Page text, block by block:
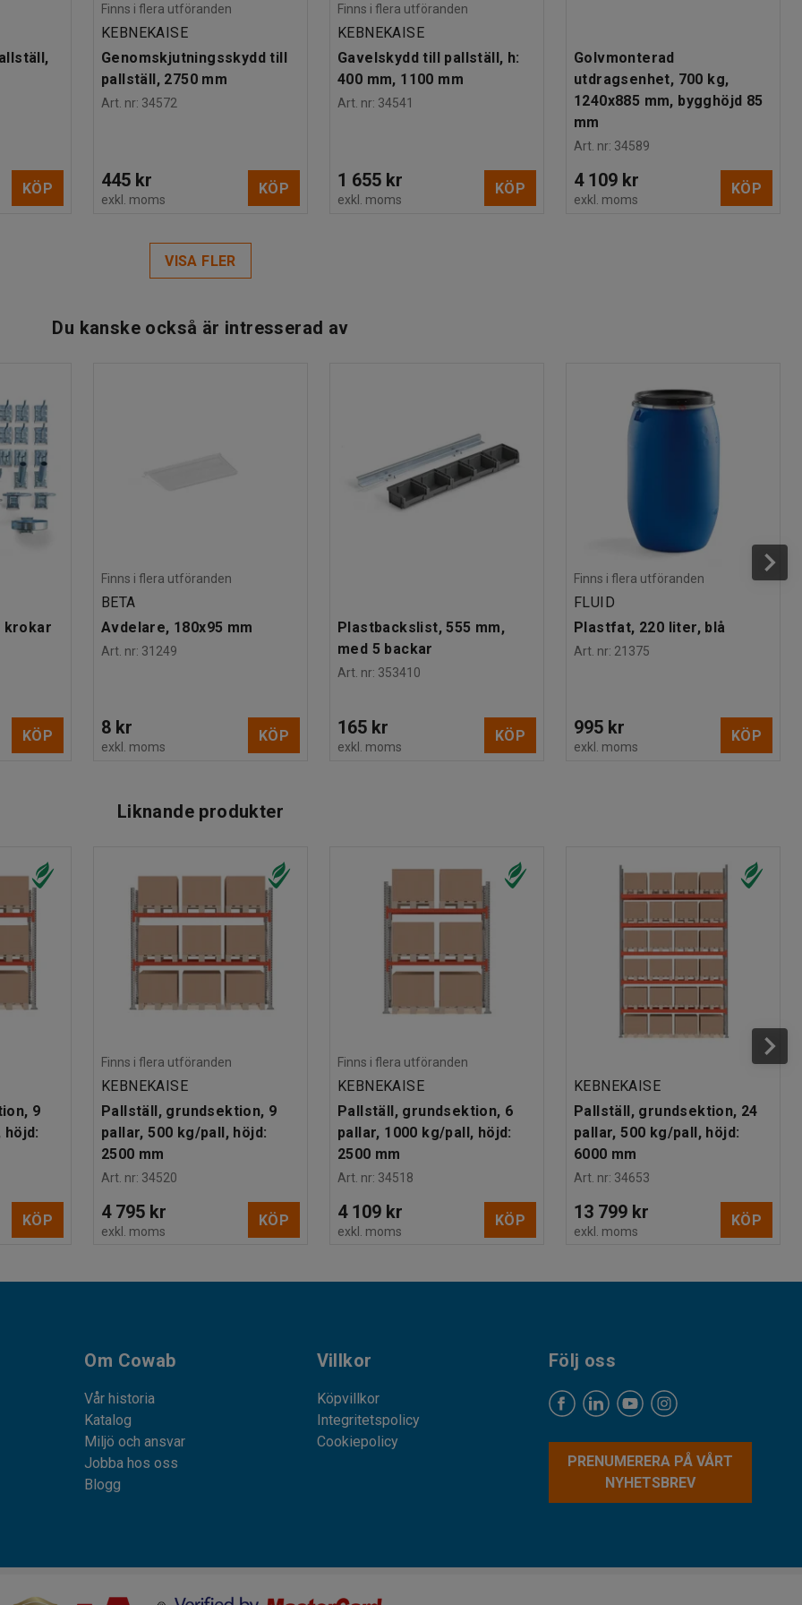
KÖP
Finns i flera utföranden
KEBNEKAISE
Genomskjutningsskydd till
pallställ, 2750 mm
Art. nr: 34572
445 kr
exkl. moms
KÖP
Finns i flera utföranden
KEBNEKAISE
Gavelskydd till pallställ, h:
400 mm, 1100 mm
Art. nr: 34541
1 655 kr
exkl. moms
KÖP
Golvmonterad
utdragsenhet, 700 kg,
1240x885 mm, bygghöjd 85
mm
Art. nr: 34589
4 109 kr
exkl. moms
KÖP
VISA FLER
Du kanske också är intresserad av
krokar
KÖP
Finns i flera utföranden
BETA
Avdelare, 180x95 mm
Art. nr: 31249
8 kr
exkl. moms
KÖP
Plastbackslist, 555 mm,
med 5 backar
Art. nr: 353410
165 kr
exkl. moms
KÖP
Finns i flera utföranden
FLUID
Plastfat, 220 liter, blå
Art. nr: 21375
995 kr
exkl. moms
KÖP
Liknande produkter
9
höjd:
KÖP
Finns i flera utföranden
KEBNEKAISE
Pallställ, grundsektion, 9
pallar, 500 kg/pall, höjd:
2500 mm
Art. nr: 34520
4 795 kr
exkl. moms
KÖP
Finns i flera utföranden
KEBNEKAISE
Pallställ, grundsektion, 6
pallar, 1000 kg/pall, höjd:
2500 mm
Art. nr: 34518
4 109 kr
exkl. moms
KÖP
KEBNEKAISE
Pallställ, grundsektion, 24
pallar, 500 kg/pall, höjd:
6000 mm
Art. nr: 34653
13 799 kr
exkl. moms
KÖP
Om Cowab
Vår historia
Katalog
Miljö och ansvar
Jobba hos oss
Blogg
Villkor
Köpvillkor
Integritetspolicy
Cookiepolicy
Följ oss
PRENUMERERA PÅ VÅRT
NYHETSBREV